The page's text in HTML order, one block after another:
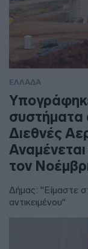
ΕΛΛΑΔΑ
συστήματα
Διεθνές
Αναμένεται
τον
Δήμας: "Είμαστε
αντικειμένου"